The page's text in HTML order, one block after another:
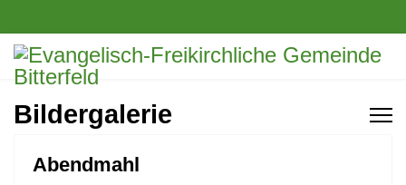
Bildergalerie
Abendmahl